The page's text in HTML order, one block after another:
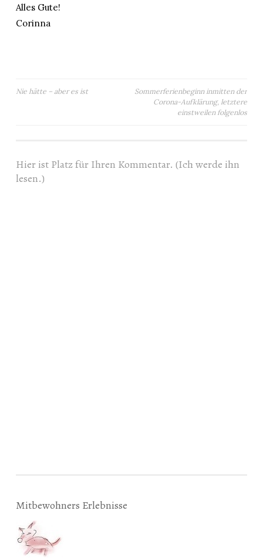
Alles Gute!
Corinna
Beitragsnavigation
Nie hätte – aber es ist
Sommerferienbeginn inmitten der
Corona-Aufklärung, letztere
einstweilen folgenlos
Hier ist Platz für Ihren Kommentar. (Ich werde ihn
lesen.)
Mitbewohners Erlebnisse